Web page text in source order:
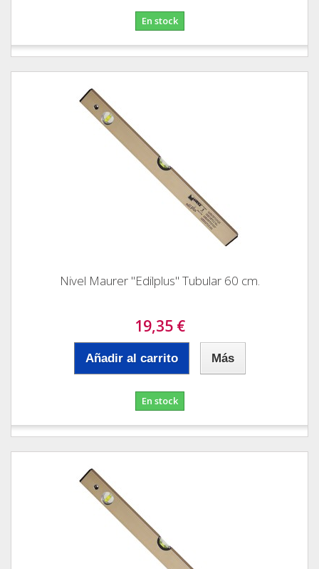
En stock
Nivel Maurer "Edilplus" Tubular 60 cm.
19,35 €
Añadir al carrito Más
En stock